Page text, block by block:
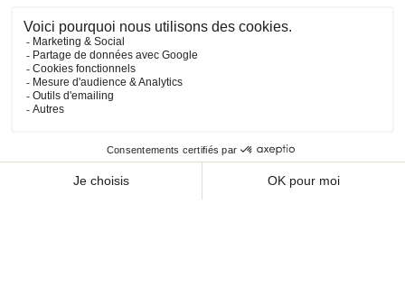
Facebook
INFORMATIONS 
PRODUITS